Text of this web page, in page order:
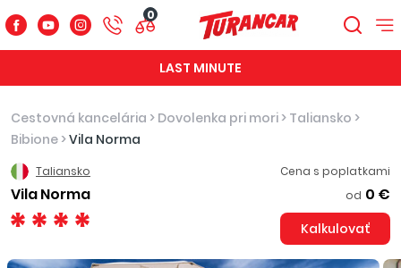
0
LAST MINUTE
Cestovná kancelária > Dovolenka pri mori > Taliansko >
Bibione >Vila Norma
Taliansko
Vila Norma
Cena s poplatkami
od 0 €
Kalkulovať